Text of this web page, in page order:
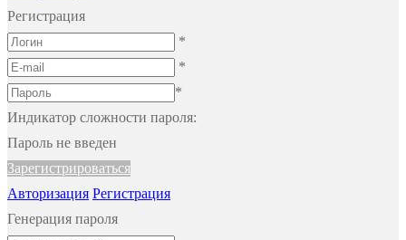
Регистрация
*
*
*
Индикатор сложности пароля:
Пароль не введен
Зарегистрироваться
Авторизация Регистрация
Генерация пароля